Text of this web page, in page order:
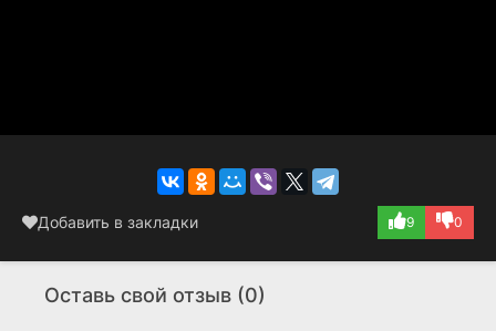
Добавить в закладки 9 0
Оставь свой отзыв (0)